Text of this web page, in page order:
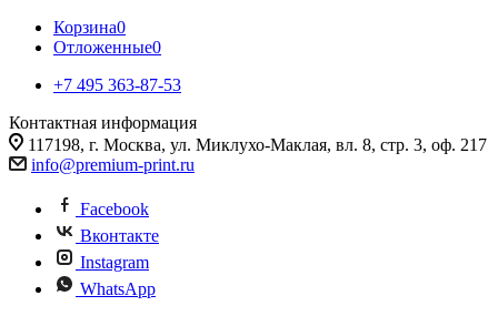
Корзина0
Отложенные0
+7 495 363-87-53
Контактная информация
117198, г. Москва, ул. Миклухо-Маклая, вл. 8, стр. 3, оф. 217
info@premium-print.ru
Facebook
Вконтакте
Instagram
WhatsApp